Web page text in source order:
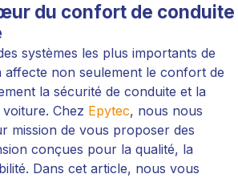
du confort de conduite
systèmes les plus importants de
affecte non seulement le confort de
la sécurité de conduite et la
Chez Epytec, nous nous
mission de vous proposer des
conçues pour la qualité, la
Dans cet article, nous vous